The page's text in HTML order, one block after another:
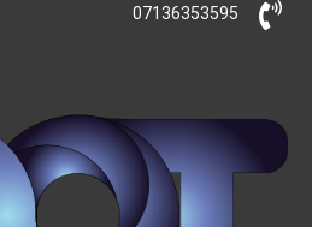
07136353595